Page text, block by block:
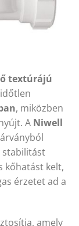
textúrájú
, miközben
A Niwell
stabilitást
kőhatást kelt,
érzetet ad a
amely